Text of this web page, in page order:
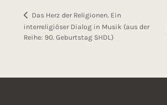
Das Herz der Religionen. Ein
interreligiöser Dialog in Musik (aus der
Reihe: 90. Geburtstag SHDL)